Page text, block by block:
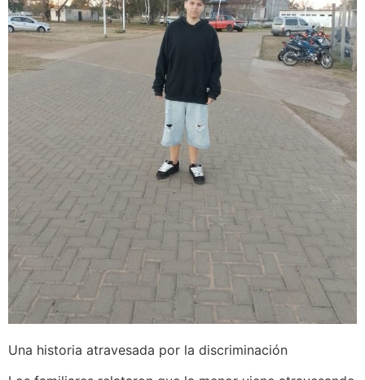
Una historia atravesada por la discriminación